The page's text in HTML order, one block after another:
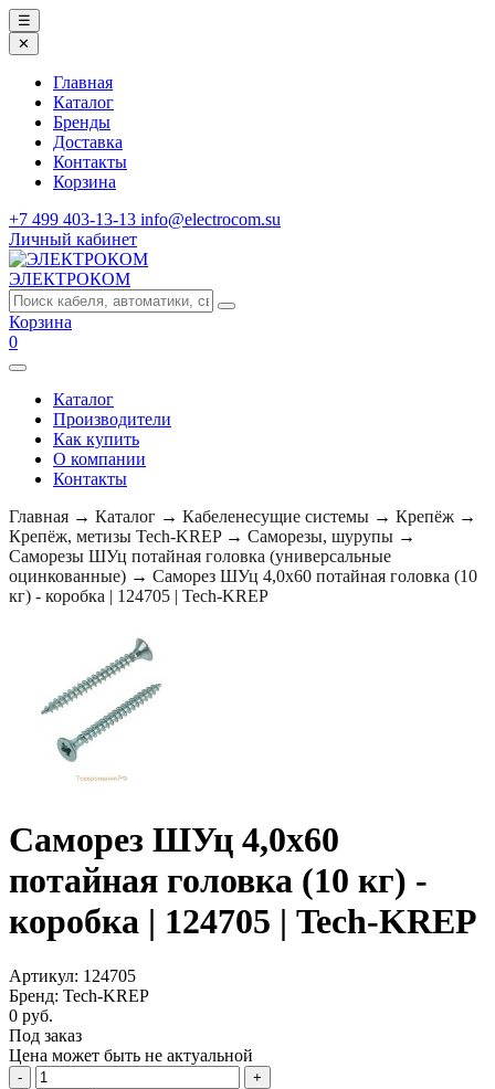
☰
✕
Главная
Каталог
Бренды
Доставка
Контакты
Корзина
+7 499 403-13-13 info@electrocom.su
Личный кабинет
ЭЛЕКТРОКОМ
Корзина
0
Каталог
Производители
Как купить
О компании
Контакты
Главная → Каталог → Кабеленесущие системы → Крепёж →
Крепёж, метизы Tech-KREP→ Саморезы, шурупы →
Саморезы ШУц потайная головка (универсальные
оцинкованные) → Саморез ШУц 4,0х60 потайная головка (10
кг) - коробка | 124705 | Tech-KREP
Саморез ШУц 4,0х60
потайная головка (10 кг) -
коробка | 124705 | Tech-KREP
Артикул: 124705
Бренд: Tech-KREP
0 руб.
Под заказ
Цена может быть не актуальной
-
+